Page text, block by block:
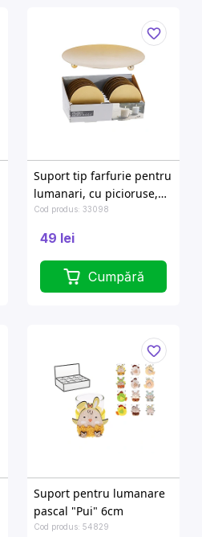
Suport tip farfurie pentru
lumanari, cu picioruse,
D12 cm, metal, auriu
Cod produs: 33098
49 lei
Cumpără
Suport pentru lumanare
pascal "Pui" 6cm
Cod produs: 54829